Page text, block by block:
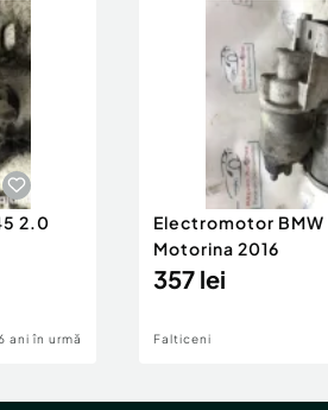
2.0
ani în urmă
Electromotor BMW
Motorina 2016
357 lei
Falticeni